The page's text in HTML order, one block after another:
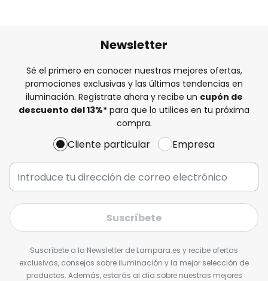
Newsletter
Sé el primero en conocer nuestras mejores ofertas,
promociones exclusivas y las últimas tendencias en
iluminación. Regístrate ahora y recibe un cupón de
descuento del13%* para que lo utilices en tu próxima
compra.
Cliente particular Empresa
Suscríbete
Suscríbete a la Newsletter de Lampara.es y recibe ofertas
exclusivas, consejos sobre iluminación y la mejor selección de
productos. Además, estarás al día sobre nuestras mejores